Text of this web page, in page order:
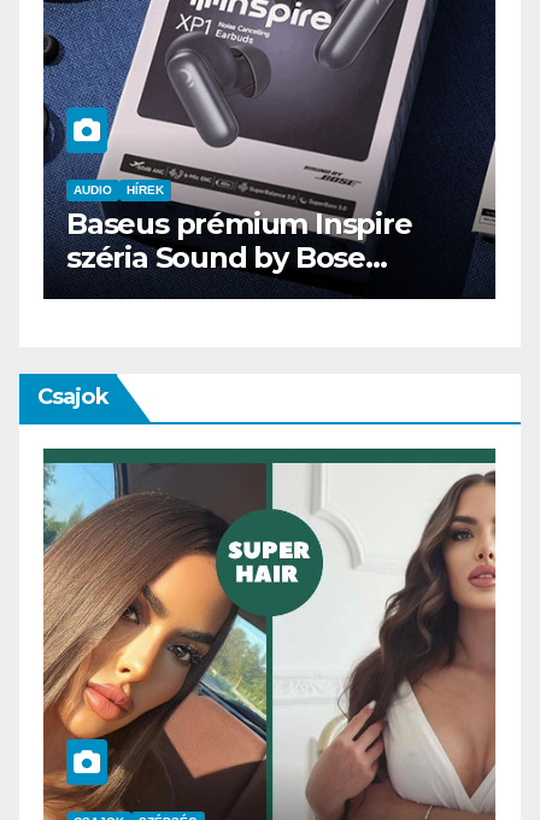
AUDIO IT MŰSZAKI
ENDORFY VIRO Plus USB
Csajok